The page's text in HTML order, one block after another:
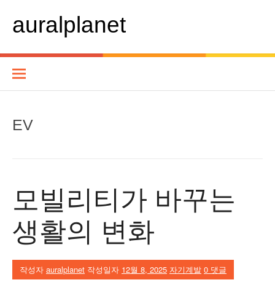
바
기
auralplanet
EV
모빌리티가 바꾸는
생활의 변화
작성자 auralplanet 작성일자 12월 8, 2025 자기계발 0 댓글